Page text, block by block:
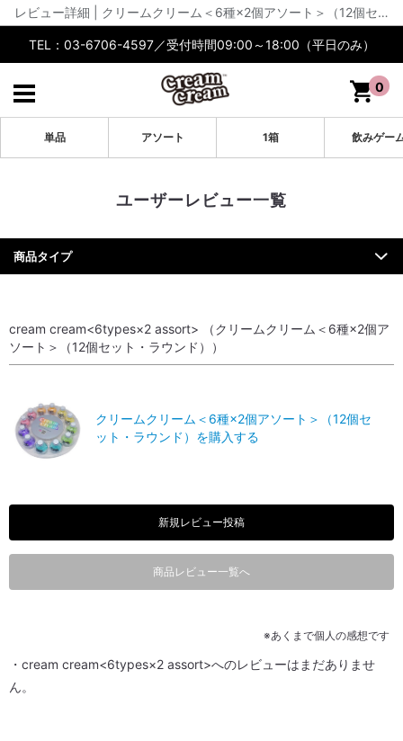
レビュー詳細 | クリームクリーム＜6種×2個アソート＞（12個セット・ラウンド） | cream cream公式【通販】
TEL：03-6706-4597／受付時間09:00～18:00（平日のみ）
0
単品 アソート 1箱 飲みゲー
ユーザーレビュー一覧
商品タイプ
cream cream<6types×2 assort> （クリームクリーム＜6種×2個ア
ソート＞（12個セット・ラウンド））
クリームクリーム＜6種×2個アソート＞（12個セ
ット・ラウンド）を購入する
新規レビュー投稿
商品レビュー一覧へ
※あくまで個人の感想です
・cream cream<6types×2 assort>へのレビューはまだありませ
ん。